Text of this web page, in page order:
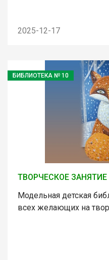
2025-12-17
БИБЛИОТЕКА № 10
ТВОРЧЕСКОЕ ЗАНЯТИЕ
Модельная детская
всех желающих на